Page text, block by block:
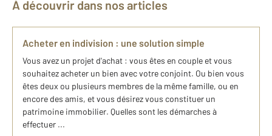
À découvrir dans nos articles
Acheter en indivision : une solution simple
Vous avez un projet d'achat : vous êtes en couple et vous
souhaitez acheter un bien avec votre conjoint. Ou bien vous
êtes deux ou plusieurs membres de la même famille, ou en
encore des amis, et vous désirez vous constituer un
patrimoine immobilier. Quelles sont les démarches à
effectuer ...